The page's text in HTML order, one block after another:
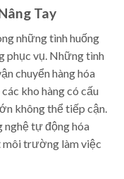
Tay
những tình huống
phục vụ. Những tình
chuyển hàng hóa
kho hàng có cấu
không thể tiếp cận.
nghệ tự động hóa
môi trường làm việc